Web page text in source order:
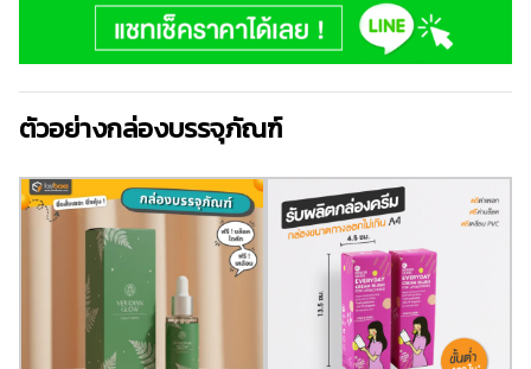
ตัวอย่างกล่องบรรจุภัณฑ์